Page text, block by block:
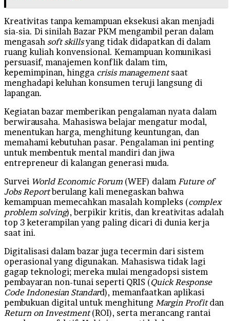
Kreativitas tanpa kemampuan eksekusi akan menjadi
sia-sia. Di sinilah Bazar PKM mengambil peran dalam
mengasah soft skillsyang tidak didapatkan di dalam
ruang kuliah konvensional. Kemampuan komunikasi
persuasif, manajemen konflik dalam tim,
kepemimpinan, hingga crisis managementsaat
menghadapi keluhan konsumen teruji langsung di
lapangan.
Kegiatan bazar memberikan pengalaman nyata dalam
berwirausaha. Mahasiswa belajar mengatur modal,
menentukan harga, menghitung keuntungan, dan
memahami kebutuhan pasar. Pengalaman ini penting
untuk membentuk mental mandiri dan jiwa
entrepreneur di kalangan generasi muda.
Survei World Economic Forum (WEF) dalam Future of
Jobs Reportberulang kali menegaskan bahwa
kemampuan memecahkan masalah kompleks (complex
problem solving), berpikir kritis, dan kreativitas adalah
top 3 keterampilan yang paling dicari di dunia kerja
saat ini.
Digitalisasi dalam bazar juga tecermin dari sistem
operasional yang digunakan. Mahasiswa tidak lagi
gagap teknologi; mereka mulai mengadopsi sistem
pembayaran non-tunai seperti QRIS (Quick Response
Code Indonesian Standard), memanfaatkan aplikasi
pembukuan digital untuk menghitung Margin Profitdan
Return on Investment(ROI), serta merancang rantai